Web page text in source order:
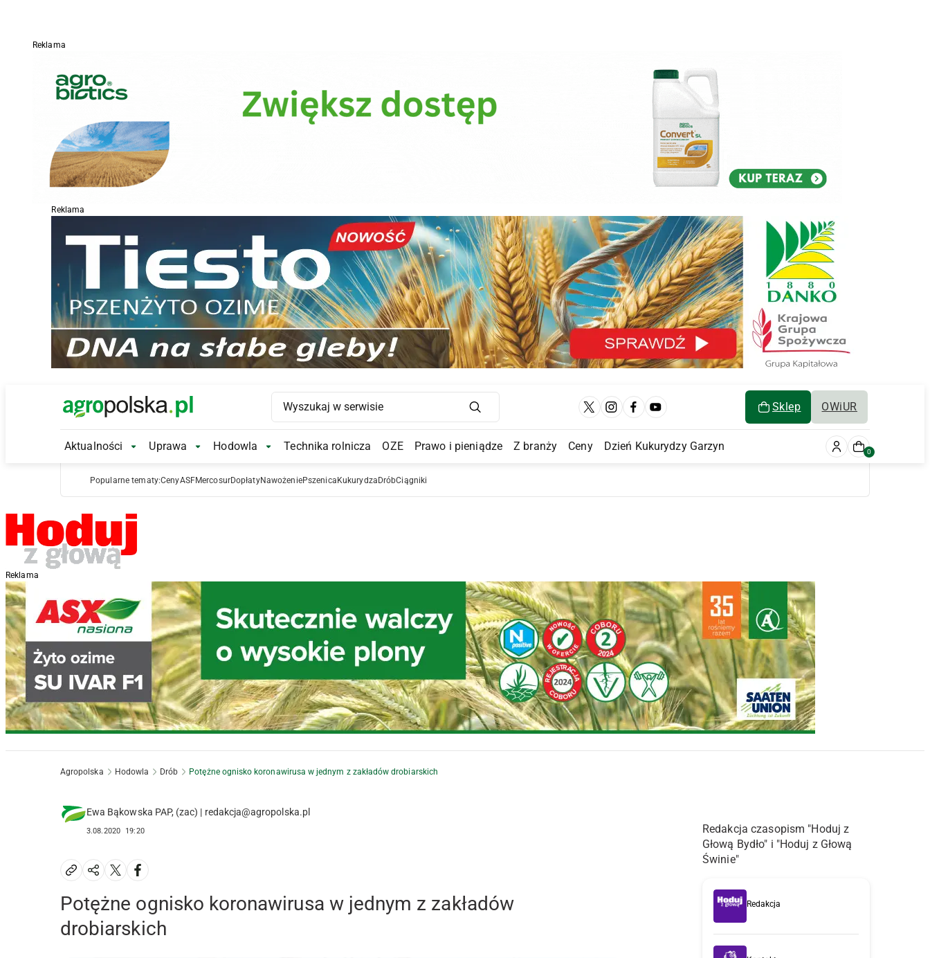
Reklama
Reklama
Main Logo Sklep OWiUR
Main Navigation
Aktualności Aktualności Submenu
Uprawa Uprawa Submenu
Hodowla Hodowla Submenu
Technika rolnicza OZE Prawo i pieniądze Z branży Ceny Dzień Kukurydzy Garzyn 0
Popularne tematy:CenyASFMercosurDopłatyNawożeniePszenica Kukurydza DróbCiągniki
Reklama
Agropolska Hodowla Drób Potężne ognisko koronawirusa w jednym z zakładów drobiarskich
Ewa Bąkowska PAP, (zac) | redakcja@agropolska.pl
3.08.2020 19:20
Potężne ognisko koronawirusa w jednym z zakładów
drobiarskich
Redakcja czasopism "Hoduj z
Głową Bydło" i "Hoduj z Głową
Świnie"
Redakcja